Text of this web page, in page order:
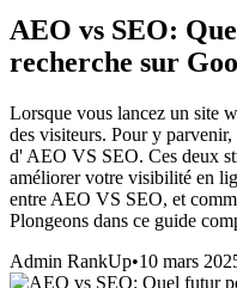
AEO vs SEO:
recherche sur
Lorsque vous lancez un site
des visiteurs. Pour y
d' AEO VS SEO. Ces deux
améliorer votre visibilité en
entre AEO VS SEO, et
Plongeons dans ce guide
Admin RankUp•10 mars